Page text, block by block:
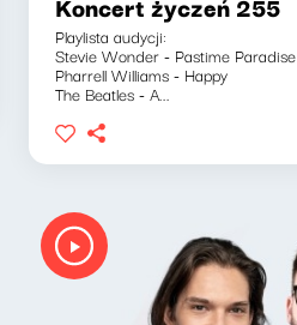
Playlista audycji:
Stevie Wonder - Pastime Paradise
Pharrell Williams - Happy
The Beatles - A...